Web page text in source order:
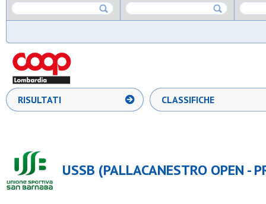
RISULTATI CLASSIFICHE
USSB (PALLACANESTRO OPEN -